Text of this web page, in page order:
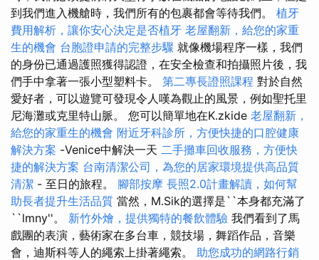
到我們進入機艙時，我們所有的包裹都會等待我們。 植牙
費用解析，讓你安心決定是否植牙 老屋翻新，給您的家重
生的機會 台胞證申請的完整步驟 就像機場程序一樣，我們
的身份已通過護照獲得認證，在安全檢查和拍攝照片後，我
們手中拿著一張小型塑料卡。 第二專長證照課程 對於自然
愛好者，可以遊覽可發現令人嘆為觀止的風景，例如聖托里
尼海灘或克里特山脈。 您可以簡單地在K.zkide 老屋翻新，
給您的家重生的機會 附近牙科診所，方便快捷的口腔健康
解決方案 -Venice中解決一天 二手攤車回收服務，方便快
捷的解決方案 台南清潔公司，為您的居家環境提供高品質
清潔 - 至日的旅程。 腳部按摩 長照2.0計畫解讀，如何幫
助長者提升生活品質 當然，M.Sik的選擇是``本身都充滿了
``lmny''。 新竹外燴，提供獨特的餐飲體驗 我們看到了馬
戲團的表演，藝術家在多台車，競技場，舞蹈作品，音樂
會，迪斯科等人的繩索上掛著繩索。 助您成功的網路行銷